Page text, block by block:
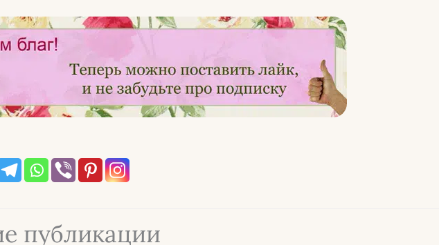
публикации